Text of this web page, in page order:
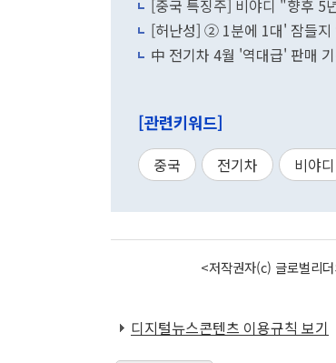
[중국 특징주] 비야디 "향후 5
[허난성] ② 1분에 1대' 잠들지
中 전기차 4월 '역대급' 판매
[관련키워드]
중국 전기차 비야디
<저작권자(c) 글로벌리
디지털뉴스콘텐츠 이용규칙 보기